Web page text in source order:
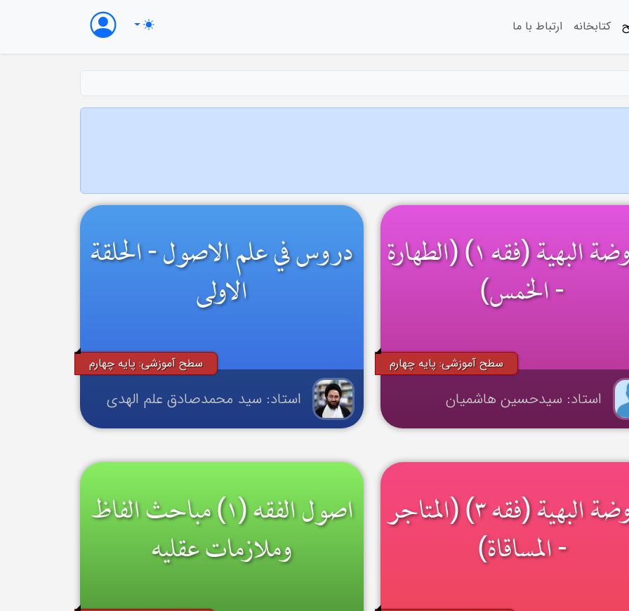
کتابخانه ارتباط با ما
الروضة البهیة (فقه ۱) (الطهارة
- الخمس)
سطح آموزشی: پایه چهارم
استاد: سیدحسین هاشمیان
دروس في علم الاصول - الحلقة
الاولی
سطح آموزشی: پایه چهارم
استاد: سید محمدصادق علم الهدی
الروضة البهیة (فقه ۳) (المتاجر
- المساقاة)
اصول الفقه (۱) مباحث الفاظ
وملازمات عقلیه